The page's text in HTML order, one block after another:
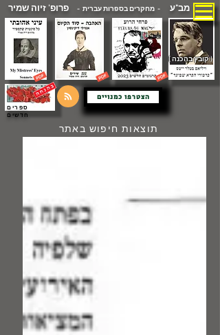
מב"ע - מחקרים בספרות עברית -פרופ' זיוה שמיר
( קובץ בהכנה )
הצטרפו כמנויים
ספרים
חדשים
תוצאות חיפוש באתר